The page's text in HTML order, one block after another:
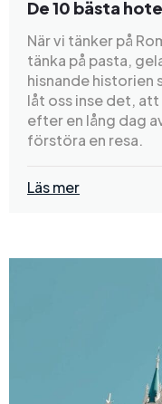
De 10 bästa
När vi tänker på
tänka på pasta,
hisnande historien
låt oss inse det,
efter en lång dag
förstöra en resa.
Läs mer